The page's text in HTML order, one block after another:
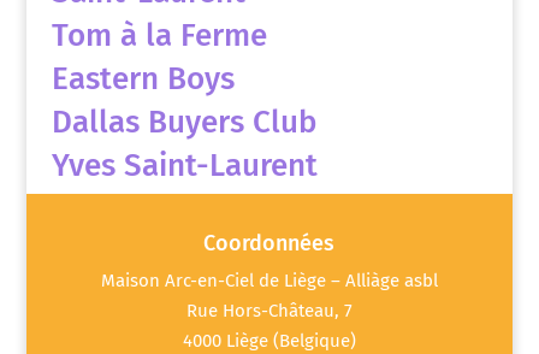
Tom à la Ferme
Eastern Boys
Dallas Buyers Club
Yves Saint-Laurent
Coordonnées
Maison Arc-en-Ciel de Liège – Alliàge asbl
Rue Hors-Château, 7
4000 Liège (Belgique)